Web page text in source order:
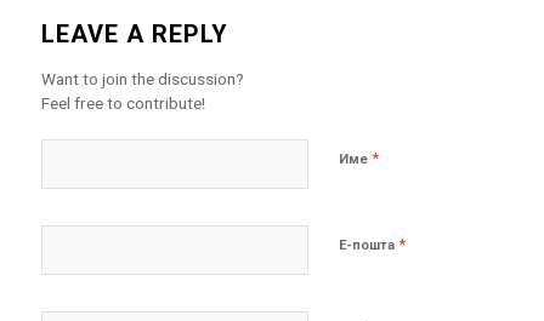
LEAVE A REPLY
Want to join the discussion?
Feel free to contribute!
Име *
Е-пошта *